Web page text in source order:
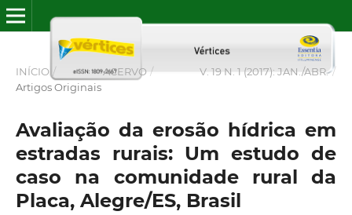
INÍCIO / ACERVO / V. 19 N. 1 (2017): JAN./ABR. /
Artigos Originais
Avaliação da erosão hídrica em
estradas rurais: Um estudo de
caso na comunidade rural da
Placa, Alegre/ES, Brasil